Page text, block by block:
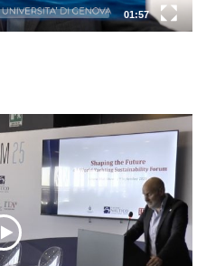
01:57